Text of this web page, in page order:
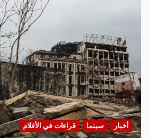
أخبار سينما قراءات في الأفلام